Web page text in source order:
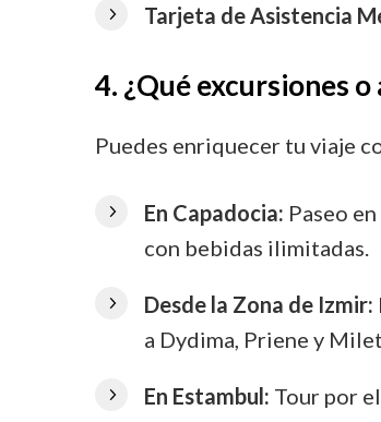
Tarjeta de Asistencia
4. ¿Qué excursiones
Puedes enriquecer tu viaje
En Capadocia: Paseo
con bebidas ilimitadas.
Desde la Zona de Izmir:
a Dydima, Priene y
En Estambul: Tour por